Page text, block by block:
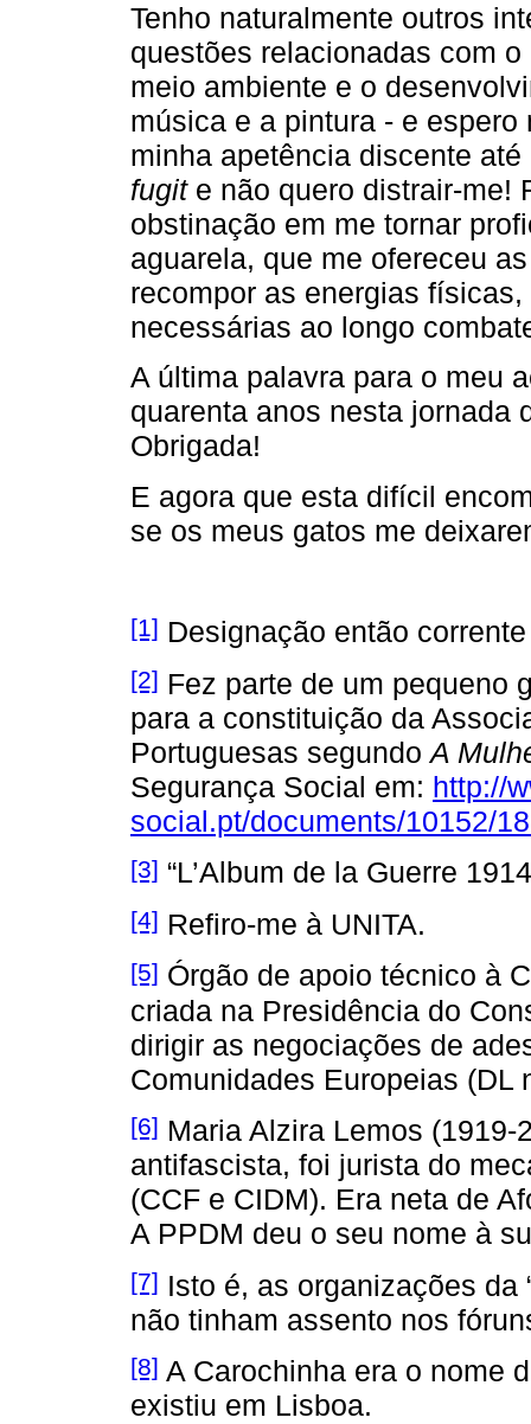
Tenho naturalmente outros
questões relacionadas com
meio ambiente e o
música e a pintura - e
minha apetência discente
fugit e não quero distrair-me!
obstinação em me tornar
aguarela, que me ofereceu
recompor as energias
necessárias ao longo
A última palavra para o meu
quarenta anos nesta jornada
Obrigada!
E agora que esta difícil
se os meus gatos me
[1] Designação então
[2] Fez parte de um pequeno
para a constituição da
Portuguesas segundoA
Segurança Social em: http://
social.pt/documents/10152/
[3] “L’Album de la Guerre
[4] Refiro-me à UNITA.
[5] Órgão de apoio técnico à
criada na Presidência do
dirigir as negociações de
Comunidades Europeias (DL
[6] Maria Alzira Lemos
antifascista, foi jurista do
(CCF e CIDM). Era neta de
A PPDM deu o seu nome à
[7] Isto é, as organizações da
não tinham assento nos
[8] A Carochinha era o nome
existiu em Lisboa.